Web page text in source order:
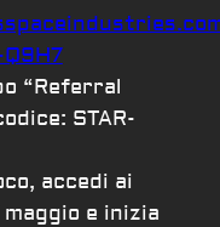
“Referral
STAR-
accedi ai
e inizia